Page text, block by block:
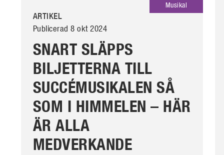
Musikal
ARTIKEL
Publicerad 8 okt 2024
SNART SLÄPPS
BILJETTERNA TILL
SUCCÉMUSIKALEN SÅ
SOM I HIMMELEN – HÄR
ÄR ALLA
MEDVERKANDE